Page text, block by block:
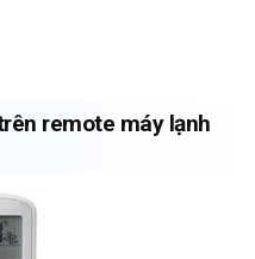
remote máy lạnh